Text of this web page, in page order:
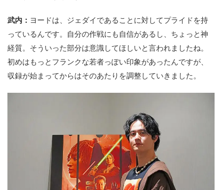
武内： ヨードは、ジェダイであることに対してプライドを持
っているんです。自分の作戦にも自信があるし、ちょっと神
経質。そういった部分は意識してほしいと言われましたね。
初めはもっとフランクな若者っぽい印象があったんですが、
収録が始まってからはそのあたりを調整していきました。